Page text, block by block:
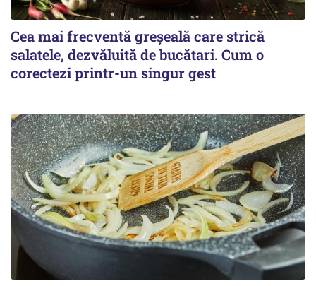
Cea mai frecventă greșeală care strică
salatele, dezvăluită de bucătari. Cum o
corectezi printr-un singur gest